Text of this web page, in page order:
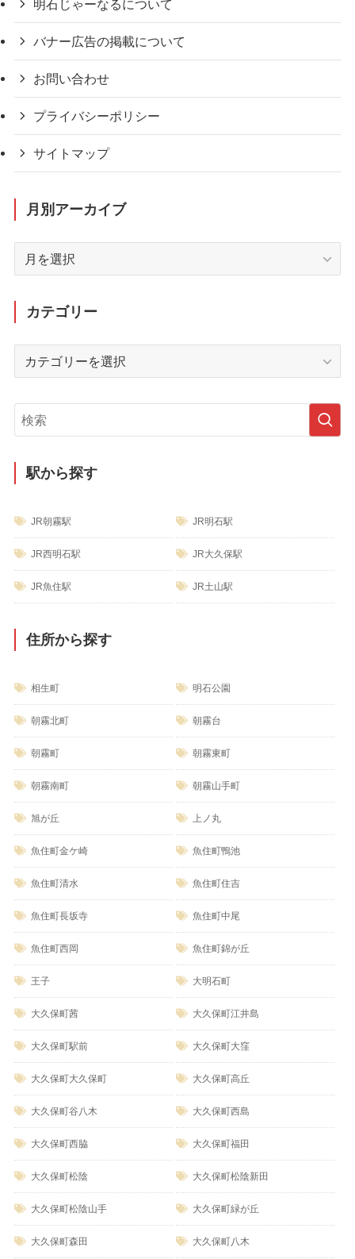
明石じゃーなるについて
バナー広告の掲載について
お問い合わせ
プライバシーポリシー
サイトマップ
月別アーカイブ
イ
ブ
カテゴリー
リ
ー
駅から探す
JR朝霧駅 JR明石駅
JR西明石駅 JR大久保駅
JR魚住駅 JR土山駅
住所から探す
相生町 明石公園
朝霧北町 朝霧台
朝霧町 朝霧東町
朝霧南町 朝霧山手町
旭が丘 上ノ丸
魚住町金ケ崎 魚住町鴨池
魚住町清水 魚住町住吉
魚住町長坂寺 魚住町中尾
魚住町西岡 魚住町錦が丘
王子 大明石町
大久保町茜 大久保町江井島
大久保町駅前 大久保町大窪
大久保町大久保町 大久保町高丘
大久保町谷八木 大久保町西島
大久保町西脇 大久保町福田
大久保町松陰 大久保町松陰新田
大久保町松陰山手 大久保町緑が丘
大久保町森田 大久保町八木